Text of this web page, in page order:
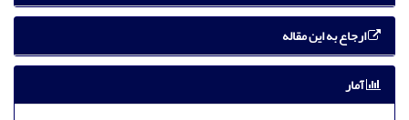
ارجاع به این مقاله
آمار